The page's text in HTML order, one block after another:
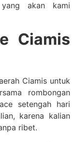
akan kami
Ciamis
Ciamis untuk
rombongan
setengah hari
karena kalian
ribet.